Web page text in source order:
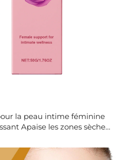
la peau intime féminine
Apaise les zones sèches